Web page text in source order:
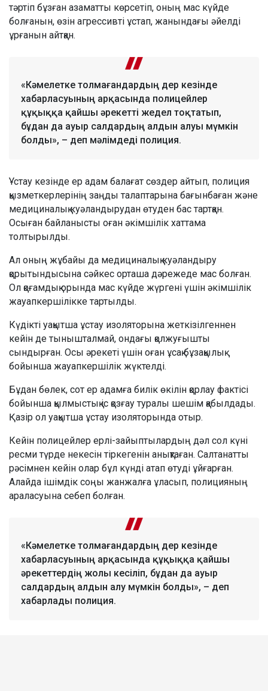
тәртіп бұзған азаматты көрсетіп, оның мас күйде
болғанын, өзін агрессивті ұстап, жанындағы әйелді
ұрғанын айтқан.
«Кәмелетке толмағандардың дер кезінде
хабарласуының арқасында полицейлер
құқыққа қайшы әрекетті жедел тоқтатып,
бұдан да ауыр салдардың алдын алуы мүмкін
болды», – деп мәлімдеді полиция.
Ұстау кезінде ер адам балағат сөздер айтып, полиция
қызметкерлерінің заңды талаптарына бағынбаған және
медициналық куәландырудан өтуден бас тартқан.
Осыған байланысты оған әкімшілік хаттама
толтырылды.
Ал оның жұбайы да медициналық куәландыру
қорытындысына сәйкес орташа дәрежеде мас болған.
Ол қоғамдық орында мас күйде жүргені үшін әкімшілік
жауапкершілікке тартылды.
Күдікті уақытша ұстау изоляторына жеткізілгеннен
кейін де тынышталмай, ондағы қолжуғышты
сындырған. Осы әрекеті үшін оған ұсақ бұзақылық
бойынша жауапкершілік жүктелді.
Бұдан бөлек, сот ер адамға билік өкілін қорлау фактісі
бойынша қылмыстық іс қозғау туралы шешім қабылдады.
Қазір ол уақытша ұстау изоляторында отыр.
Кейін полицейлер ерлі-зайыптылардың дәл сол күні
ресми түрде некесін тіркегенін анықтаған. Салтанатты
рәсімнен кейін олар бұл күнді атап өтуді ұйғарған.
Алайда ішімдік соңы жанжалға ұласып, полицияның
араласуына себеп болған.
«Кәмелетке толмағандардың дер кезінде
хабарласуының арқасында құқыққа қайшы
әрекеттердің жолы кесіліп, бұдан да ауыр
салдардың алдын алу мүмкін болды», – деп
хабарлады полиция.